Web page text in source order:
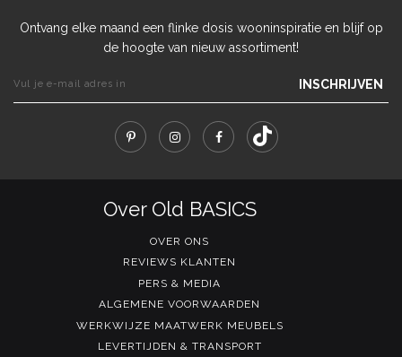
Ontvang elke maand een flinke dosis wooninspiratie en blijf op
de hoogte van nieuw assortiment!
INSCHRIJVEN
Over Old BASICS
OVER ONS
REVIEWS KLANTEN
PERS & MEDIA
ALGEMENE VOORWAARDEN
WERKWIJZE MAATWERK MEUBELS
LEVERTIJDEN & TRANSPORT